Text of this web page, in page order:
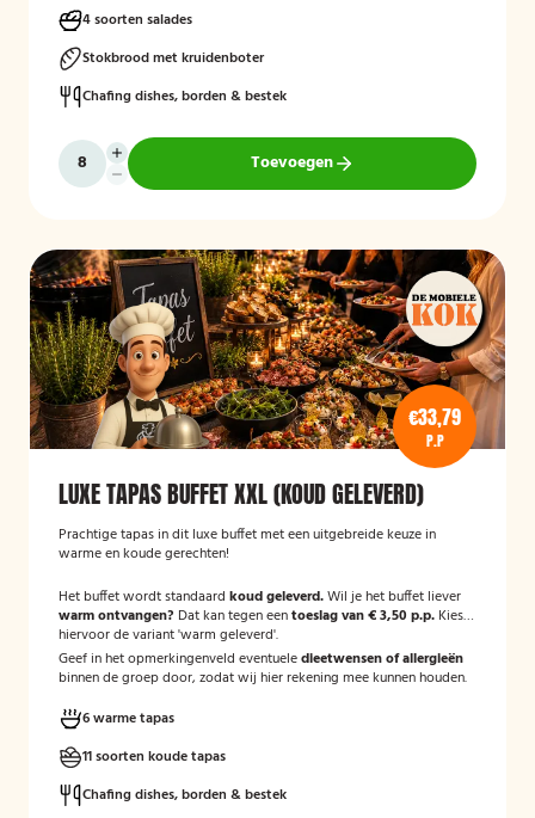
4 soorten salades
Stokbrood met kruidenboter
Chafing dishes, borden & bestek
Toevoegen
€33,79
P.P
LUXE TAPAS BUFFET XXL (KOUD GELEVERD)
Prachtige tapas in dit luxe buffet met een uitgebreide keuze in
warme en koude gerechten!
Het buffet wordt standaard koud geleverd.Wil je het buffet liever
warm ontvangen? Dat kan tegen eentoeslag van € 3,50 p.p. Kies
hiervoor de variant 'warm geleverd'.
Geef in het opmerkingenveld eventueledieetwensen of allergieën
binnen de groep door, zodat wij hier rekening mee kunnen houden.
6 warme tapas
11 soorten koude tapas
Chafing dishes, borden & bestek